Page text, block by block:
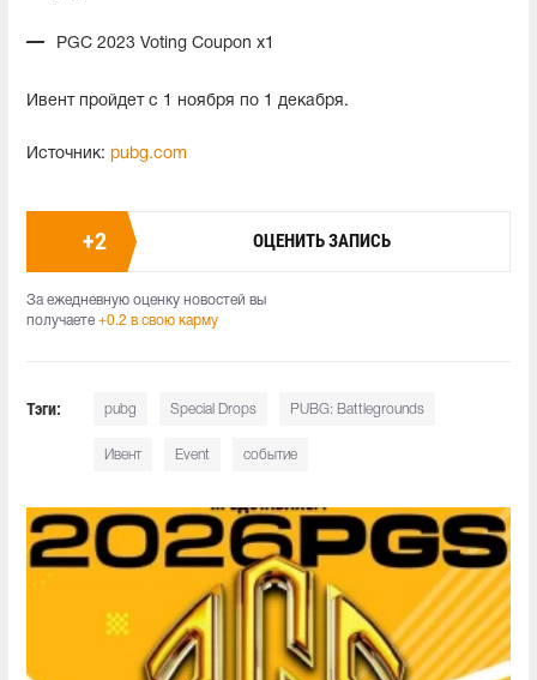
PGC 2023 Voting Coupon x1
Ивент пройдет с 1 ноября по 1 декабря.
Источник: pubg.com
+2 ОЦЕНИТЬ ЗАПИСЬ
За ежедневную оценку новостей вы
получаете +0.2 в свою карму
Тэги: pubg Special Drops PUBG: Battlegrounds
Ивент Event событие